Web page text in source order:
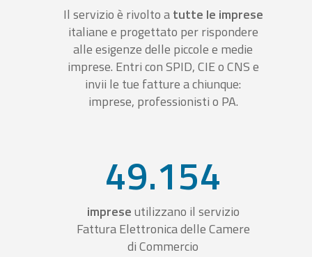
Il servizio è rivolto atutte le imprese
italiane e progettato per rispondere
alle esigenze delle piccole e medie
imprese. Entri con SPID, CIE o CNS e
invii le tue fatture a chiunque:
imprese, professionisti o PA.
49.154
impreseutilizzano il servizio
Fattura Elettronica delle Camere
di Commercio